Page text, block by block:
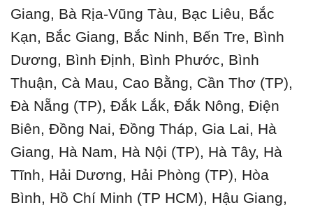
Giang, Bà Rịa-Vũng Tàu, Bạc Liêu, Bắc
Kạn, Bắc Giang, Bắc Ninh, Bến Tre, Bình
Dương, Bình Định, Bình Phước, Bình
Thuận, Cà Mau, Cao Bằng, Cần Thơ (TP),
Đà Nẵng (TP), Đắk Lắk, Đắk Nông, Điện
Biên, Đồng Nai, Đồng Tháp, Gia Lai, Hà
Giang, Hà Nam, Hà Nội (TP), Hà Tây, Hà
Tĩnh, Hải Dương, Hải Phòng (TP), Hòa
Bình, Hồ Chí Minh (TP HCM), Hậu Giang,